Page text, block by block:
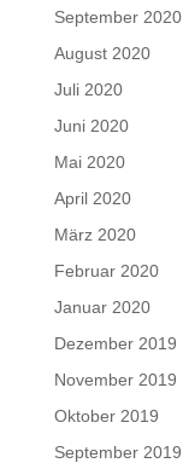
September 2020
August 2020
Juli 2020
Juni 2020
Mai 2020
April 2020
März 2020
Februar 2020
Januar 2020
Dezember 2019
November 2019
Oktober 2019
September 2019